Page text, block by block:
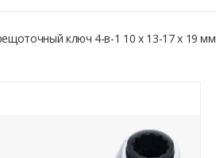
ключ 4-в-1 10 x 13-17 x 19 мм